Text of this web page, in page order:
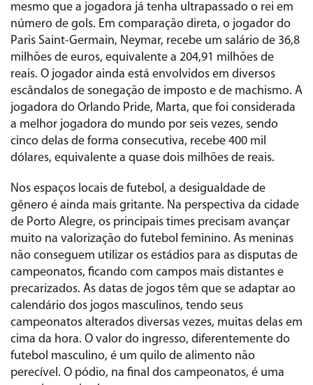
mesmo que a jogadora já tenha ultrapassado o rei em
número de gols. Em comparação direta, o jogador do
Paris Saint-Germain, Neymar, recebe um salário de 36,8
milhões de euros, equivalente a 204,91 milhões de
reais. O jogador ainda está envolvidos em diversos
escândalos de sonegação de imposto e de machismo. A
jogadora do Orlando Pride, Marta, que foi considerada
a melhor jogadora do mundo por seis vezes, sendo
cinco delas de forma consecutiva, recebe 400 mil
dólares, equivalente a quase dois milhões de reais.
Nos espaços locais de futebol, a desigualdade de
gênero é ainda mais gritante. Na perspectiva da cidade
de Porto Alegre, os principais times precisam avançar
muito na valorização do futebol feminino. As meninas
não conseguem utilizar os estádios para as disputas de
campeonatos, ficando com campos mais distantes e
precarizados. As datas de jogos têm que se adaptar ao
calendário dos jogos masculinos, tendo seus
campeonatos alterados diversas vezes, muitas delas em
cima da hora. O valor do ingresso, diferentemente do
futebol masculino, é um quilo de alimento não
perecível. O pódio, na final dos campeonatos, é uma